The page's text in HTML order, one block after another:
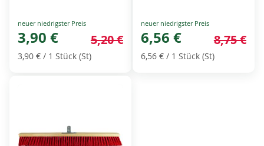
Special
Price
3,90 € 5,20 €
3,90 € / 1 Stück (St)
Special
Price
6,56 € 8,75 €
6,56 € / 1 Stück (St)